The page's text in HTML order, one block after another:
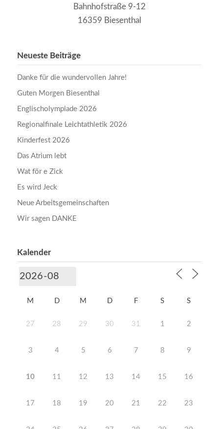
Bahnhofstraße 9-12
16359 Biesenthal
Neueste Beiträge
Danke für die wundervollen Jahre!
Guten Morgen Biesenthal
Englischolympiade 2026
Regionalfinale Leichtathletik 2026
Kinderfest 2026
Das Atrium lebt
Wat för e Zick
Es wird Jeck
Neue Arbeitsgemeinschaften
Wir sagen DANKE
Kalender
M D M D F S S
27 28 29 30 31 1 2
3 4 5 6 7 8 9
10 11 12 13 14 15 16
17 18 19 20 21 22 23